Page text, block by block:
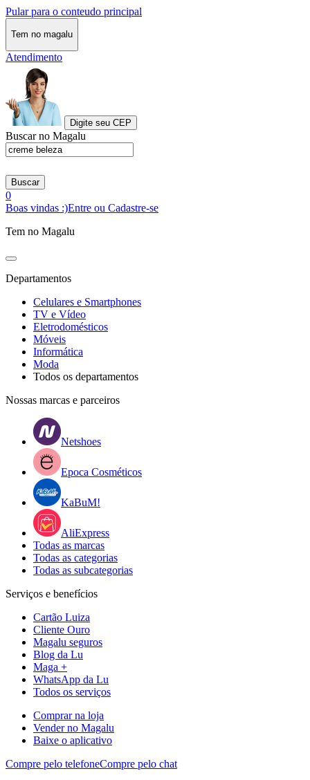
Pular para o conteudo principal
Tem no magalu
Atendimento
Digite seu CEP
Buscar no Magalu
Buscar
0
Boas vindas :)Entre ou Cadastre-se
Tem no Magalu
Departamentos
Celulares e Smartphones
TV e Vídeo
Eletrodomésticos
Móveis
Informática
Moda
Todos os departamentos
Nossas marcas e parceiros
Netshoes
Epoca Cosméticos
KaBuM!
AliExpress
Todas as marcas
Todas as categorias
Todas as subcategorias
Serviços e benefícios
Cartão Luiza
Cliente Ouro
Magalu seguros
Blog da Lu
Maga +
WhatsApp da Lu
Todos os serviços
Comprar na loja
Vender no Magalu
Baixe o aplicativo
Compre pelo telefoneCompre pelo chat